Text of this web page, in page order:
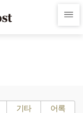
기타 어록